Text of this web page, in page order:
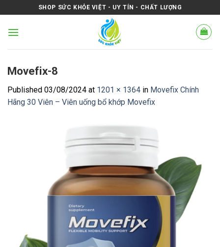
to
content
SHOP SỨC KHỎE VIỆT - UY TÍN - CHẤT LƯỢNG
Movefix-8
Published 03/08/2024 at 1201 × 1364 in Movefix Chính
Hãng 30 Viên – Viên uống bổ khớp Movefix